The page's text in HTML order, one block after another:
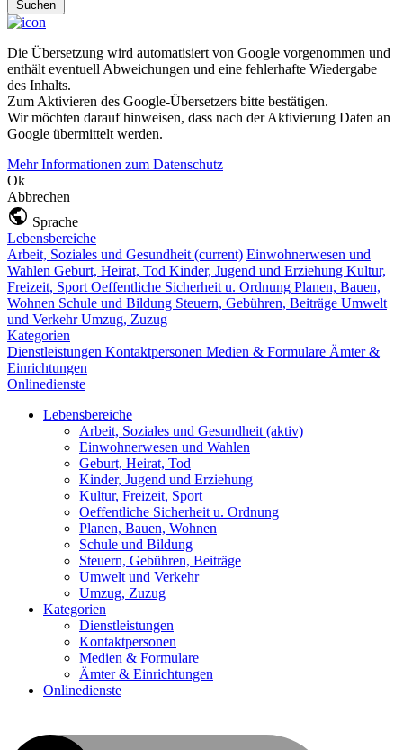
Suchen
Die Übersetzung wird automatisiert von Google vorgenommen und
enthält eventuell Abweichungen und eine fehlerhafte Wiedergabe
des Inhalts.
Zum Aktivieren des Google-Übersetzers bitte bestätigen.
Wir möchten darauf hinweisen, dass nach der Aktivierung Daten an
Google übermittelt werden.
Mehr Informationen zum Datenschutz
Ok
Abbrechen
Sprache
Lebensbereiche
Arbeit, Soziales und Gesundheit (current) Einwohnerwesen und
Wahlen Geburt, Heirat, Tod Kinder, Jugend und Erziehung Kultur,
Freizeit, Sport Oeffentliche Sicherheit u. Ordnung Planen, Bauen,
Wohnen Schule und Bildung Steuern, Gebühren, Beiträge Umwelt
und VerkehrUmzug, Zuzug
Kategorien
Dienstleistungen Kontaktpersonen Medien & Formulare Ämter &
Einrichtungen
Onlinedienste
Lebensbereiche
Arbeit, Soziales und Gesundheit (aktiv)
Einwohnerwesen und Wahlen
Geburt, Heirat, Tod
Kinder, Jugend und Erziehung
Kultur, Freizeit, Sport
Oeffentliche Sicherheit u. Ordnung
Planen, Bauen, Wohnen
Schule und Bildung
Steuern, Gebühren, Beiträge
Umwelt und Verkehr
Umzug, Zuzug
Kategorien
Dienstleistungen
Kontaktpersonen
Medien & Formulare
Ämter & Einrichtungen
Onlinedienste